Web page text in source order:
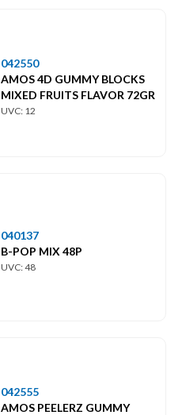
042550
AMOS 4D GUMMY BLOCKS
MIXED FRUITS FLAVOR 72GR
UVC: 12
040137
B-POP MIX 48P
UVC: 48
042555
AMOS PEELERZ GUMMY